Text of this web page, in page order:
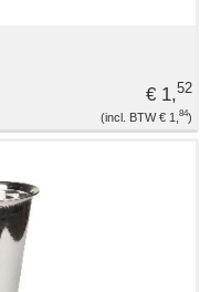
€ 1,52
€ 1, 84